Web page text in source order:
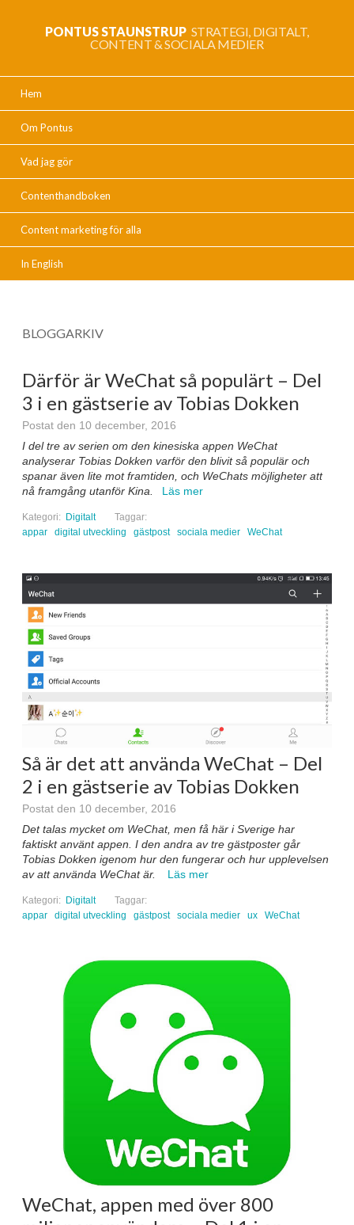
PONTUS STAUNSTRUP STRATEGI, DIGITALT,
CONTENT & SOCIALA MEDIER
Hem
Om Pontus
Vad jag gör
Contenthandboken
Content marketing för alla
In English
BLOGGARKIV
Därför är WeChat så populärt – Del
3 i en gästserie av Tobias Dokken
Postat den 10 december, 2016
I del tre av serien om den kinesiska appen WeChat
analyserar Tobias Dokken varför den blivit så populär och
spanar även lite mot framtiden, och WeChats möjligheter att
nå framgång utanför Kina.
Läs mer
Kategori: Digitalt
Taggar:
appar
digital utveckling gästpost sociala medier WeChat
Så är det att använda WeChat – Del
2 i en gästserie av Tobias Dokken
Postat den 10 december, 2016
Det talas mycket om WeChat, men få här i Sverige har
faktiskt använt appen. I den andra av tre gästposter går
Tobias Dokken igenom hur den fungerar och hur upplevelsen
av att använda WeChat är.
Läs mer
Kategori: Digitalt
Taggar:
appar
digital utveckling gästpost sociala medier ux WeChat
WeChat, appen med över 800